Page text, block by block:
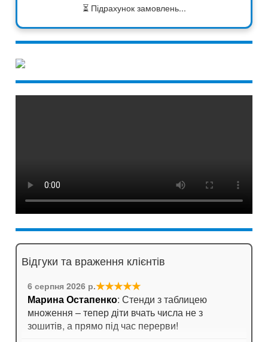
⏳ Підрахунок замовлень...
Відгуки та враження клієнтів
6 серпня 2026 р.★★★★★
Марина Остапенко: Стенди з таблицею
множення – тепер діти вчать числа не з
зошитів, а прямо під час перерви!